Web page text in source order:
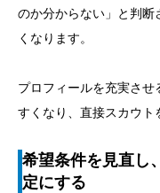
のか分からない」と判断
くなります。
プロフィールを充実さ
すくなり、直接スカウト
希望条件を見直し
定にする